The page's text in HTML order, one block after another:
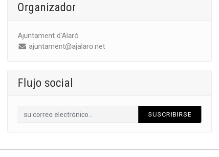
Organizador
Ajuntament d'Alaró
ajuntament@ajalaro.net
Flujo social
SUSCRIBIRSE